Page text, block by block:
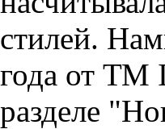
стилей.
года от ТМ
разделе